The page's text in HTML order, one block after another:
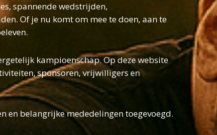
spannende wedstrijden,
Of je nu komt om mee te doen, aan te
kampioenschap. Op deze website
sponsoren, vrijwilligers en
en belangrijke mededelingen toegevoegd.